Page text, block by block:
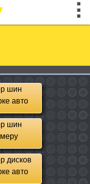
шин
авто
шин
дисков
авто